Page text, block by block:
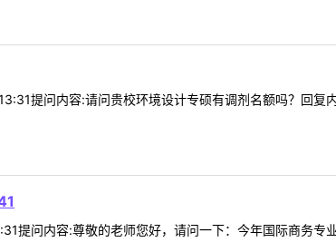
提问内容:请问贵校环境设计专硕有调剂名额吗？回复
问内容:尊敬的老师您好，请问一下：今年国际商务专